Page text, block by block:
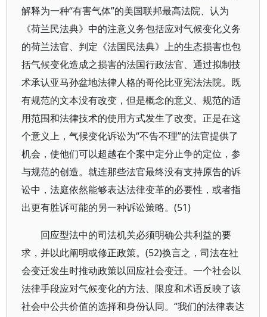
解释为一种“有害气体”的美国联邦最高法院、认为
《荷兰民法典》中的注意义务包括应对气候变化义务
的荷兰法官、判定《法国民法典》上的生态损害也包
括气候变化造成之损害的法国行政法官、通过拟制技
术承认亚马孙盆地法律人格的哥伦比亚宪法法院。既
有规范的文本没有改变，但是概念的意义、规范的适
用范围和法律技术的使用方式发生了改变。正是在这
个意义上，气候变化诉讼为“不告不理”的法官提供了
机会，使他们可以超越在个案中定分止争的定位，参
与规范的创造。就连那些法官最终没有支持原告的诉
讼中，法庭依然能够表达法律变革的必要性，或者指
出更有胜诉可能的另一种诉讼策略。(51)
回应型法中的司法机关必须明确公共利益的要
求，并以此阐明或修正政策。(52)换言之，司法在社
会变迁发生时推动政策以回应社会变迁。一个社会以
法律手段应对气候变化的方法、限度和术语反映了该
社会中公共价值的选择和身份认同。“我们的法律表达